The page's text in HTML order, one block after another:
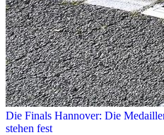
Die Finals Hannover: Die
stehen fest